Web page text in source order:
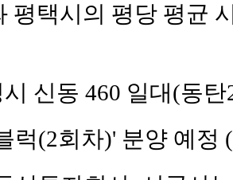
평택시의 평당 평균
신동 460 일대(동
럭(2회차)' 분양 예